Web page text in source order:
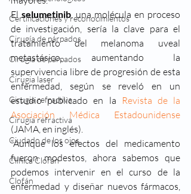
Certificaciones y reconocimientos
Cirugía de párpados
Cirugía de párpados
Cirugia laser
Cirugia refractiva
Cirugía refractiva
Ciudado de los ojos
Clínica Clofán
Clofán
El selumetinib, una molécula en proceso
de investigación, sería la clave para el
tratamiento del melanoma uveal
metastásico, aumentando la
supervivencia libre de progresión de esta
enfermedad, según se reveló en un
estudio publicado en la Revista de la
Asociación Médica Estadounidense
(JAMA, en inglés).
“Aunque los efectos del medicamento
fueron modestos, ahora sabemos que
podemos intervenir en el curso de la
enfermedad y diseñar nuevos fármacos,